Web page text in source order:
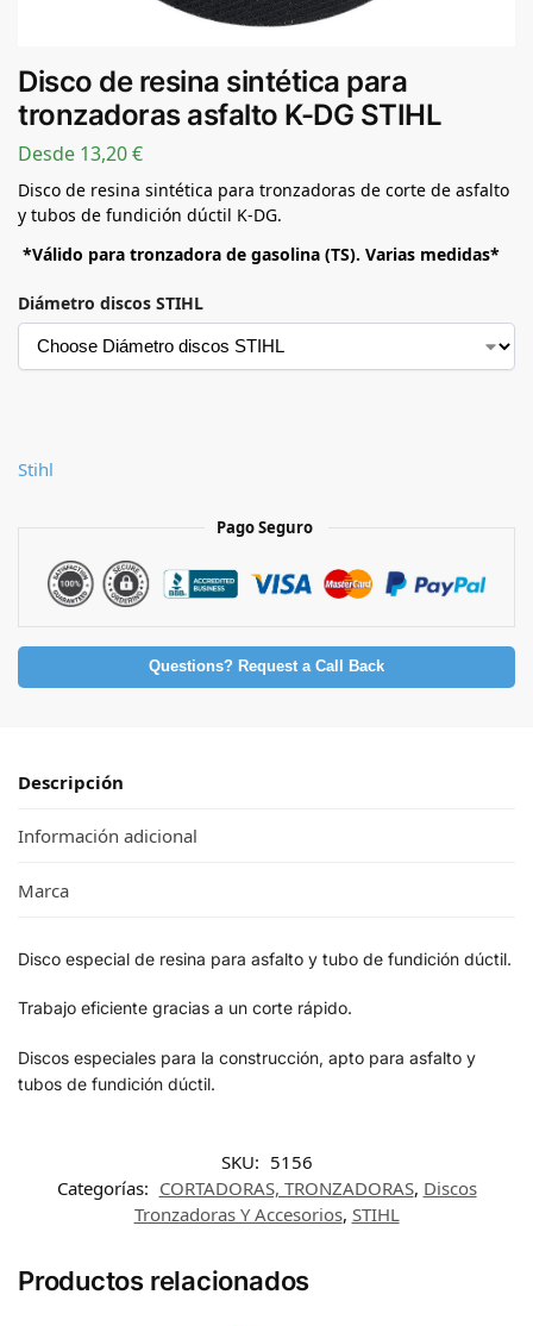
Disco de resina sintética para
tronzadoras asfalto K-DG STIHL
Desde 13,20€
Disco de resina sintética para tronzadoras de corte de asfalto
y tubos de fundición dúctil K-DG.
*Válido para tronzadora de gasolina (TS). Varias medidas*
Diámetro discos STIHL
Stihl
Pago Seguro
Questions? Request a Call Back
Descripción
Información adicional
Marca
Disco especial de resina para asfalto y tubo de fundición dúctil.
Trabajo eficiente gracias a un corte rápido.
Discos especiales para la construcción, apto para asfalto y
tubos de fundición dúctil.
SKU: 5156
Categorías: CORTADORAS, TRONZADORAS, Discos
Tronzadoras Y Accesorios, STIHL
Productos relacionados